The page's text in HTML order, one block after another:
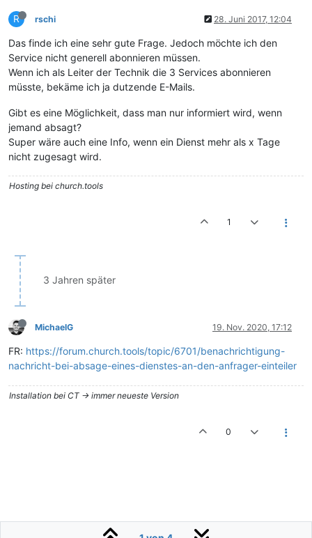
R rschi 28. Juni 2017, 12:04
Das finde ich eine sehr gute Frage. Jedoch möchte ich den
Service nicht generell abonnieren müssen.
Wenn ich als Leiter der Technik die 3 Services abonnieren
müsste, bekäme ich ja dutzende E-Mails.
Gibt es eine Möglichkeit, dass man nur informiert wird, wenn
jemand absagt?
Super wäre auch eine Info, wenn ein Dienst mehr als x Tage
nicht zugesagt wird.
Hosting bei church.tools
1
3 Jahren später
MichaelG 19. Nov. 2020, 17:12
FR: https://forum.church.tools/topic/6701/benachrichtigung-
nachricht-bei-absage-eines-dienstes-an-den-anfrager-einteiler
Installation bei CT -> immer neueste Version
0